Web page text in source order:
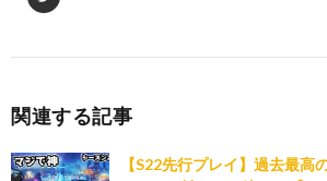
関連する記事
【S22先行プレイ】過去最高